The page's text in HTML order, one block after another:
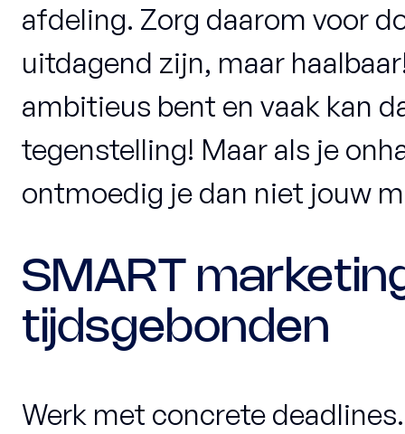
afdeling. Zorg daarom voor
uitdagend zijn, maar
ambitieus bent en vaak kan
tegenstelling! Maar als je
ontmoedig je dan niet jouw
SMART
tijdsgebonden
Werk met concrete